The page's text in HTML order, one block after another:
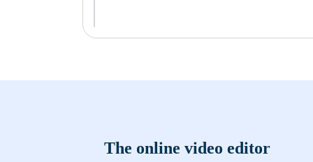
The online video editor